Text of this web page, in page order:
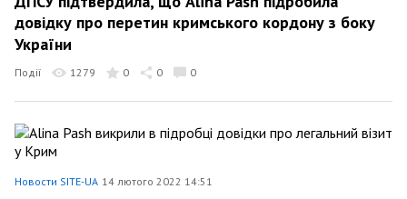
довідку про перетин кримського кордону з боку
України
Події 1279 0 0 0
Новости SITE-UA 14 лютого 2022 14:51